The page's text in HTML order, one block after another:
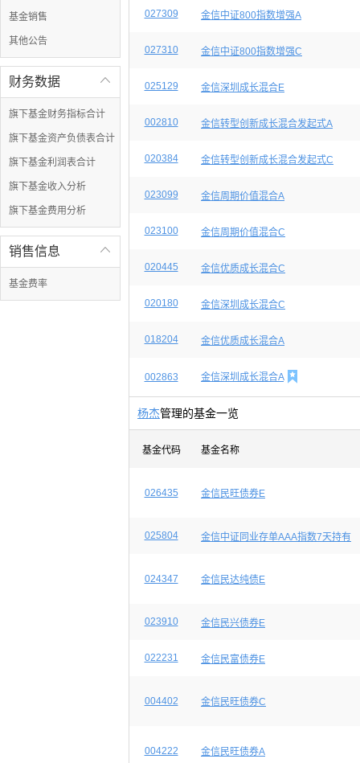
基金销售
其他公告

财务数据
旗下基金财务指标合计
旗下基金资产负债表合计
旗下基金利润表合计
旗下基金收入分析
旗下基金费用分析

销售信息
基金费率
027309 金信中证800指数增强A
027310 金信中证800指数增强C
025129 金信深圳成长混合E
002810 金信转型创新成长混合发起式A
020384 金信转型创新成长混合发起式C
023099 金信周期价值混合A
023100 金信周期价值混合C
020445 金信优质成长混合C
020180 金信深圳成长混合C
018204 金信优质成长混合A
002863 金信深圳成长混合A 
杨杰管理的基金一览
基金代码 基金名称
026435 金信民旺债券E
025804 金信中证同业存单AAA指数7天持有
024347 金信民达纯债E
023910 金信民兴债券E
022231 金信民富债券E
004402 金信民旺债券C
004222 金信民旺债券A